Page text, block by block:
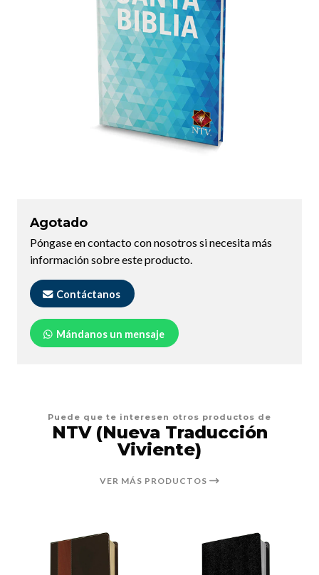
Agotado
Póngase en contacto con nosotros si necesita más
información sobre este producto.
Contáctanos
Mándanos un mensaje
Puede que te interesen otros productos de
NTV (Nueva Traducción
Viviente)
VER MÁS PRODUCTOS